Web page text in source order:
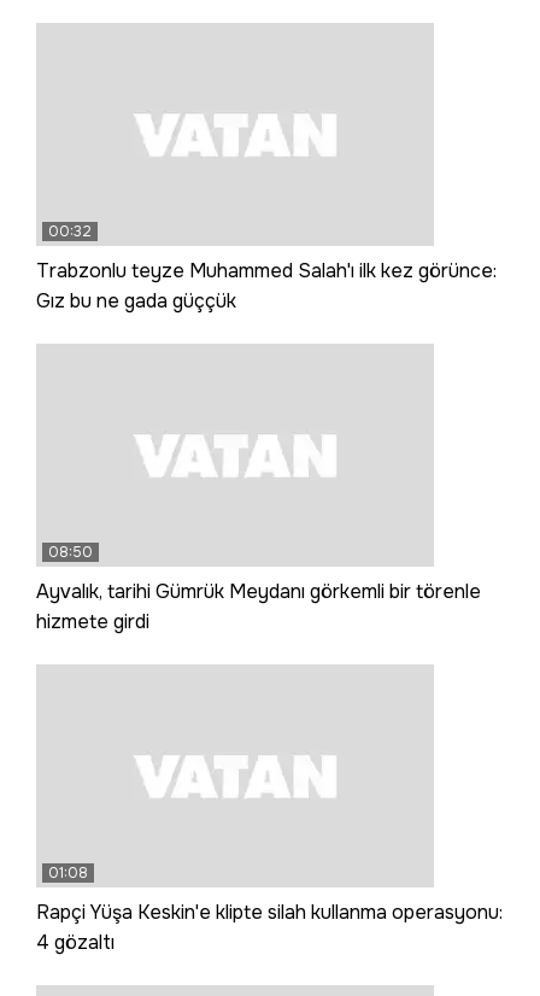
00:32
Trabzonlu teyze Muhammed Salah'ı ilk kez görünce:
Gız bu ne gada güççük
08:50
Ayvalık, tarihi Gümrük Meydanı görkemli bir törenle
hizmete girdi
01:08
Rapçi Yüşa Keskin'e klipte silah kullanma operasyonu:
4 gözaltı